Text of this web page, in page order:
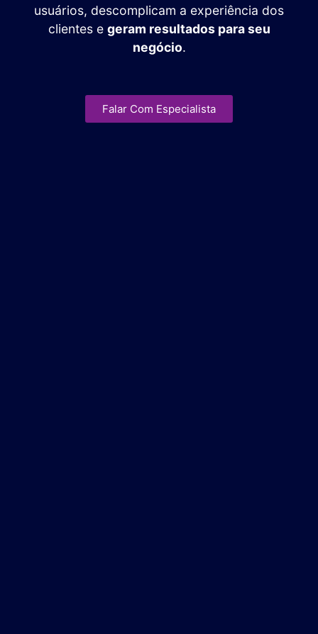
usuários, descomplicam a experiência dos
clientes e geram resultados para seu
negócio.
Falar Com Especialista